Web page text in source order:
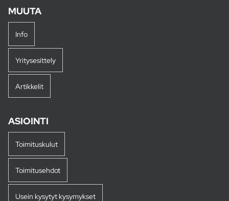
MUUTA
Info
Yritysesittely
Artikkelit
ASIOINTI
Toimituskulut
Toimitusehdot
Usein kysytyt kysymykset